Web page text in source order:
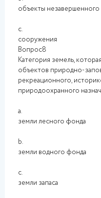
объекты незавершенного
c.
сооружения
Вопрос8
Категория земель,
объектов природно-
рекреационного,
природоохранного
a.
земли лесного фонда
b.
земли водного фонда
c.
земли запаса